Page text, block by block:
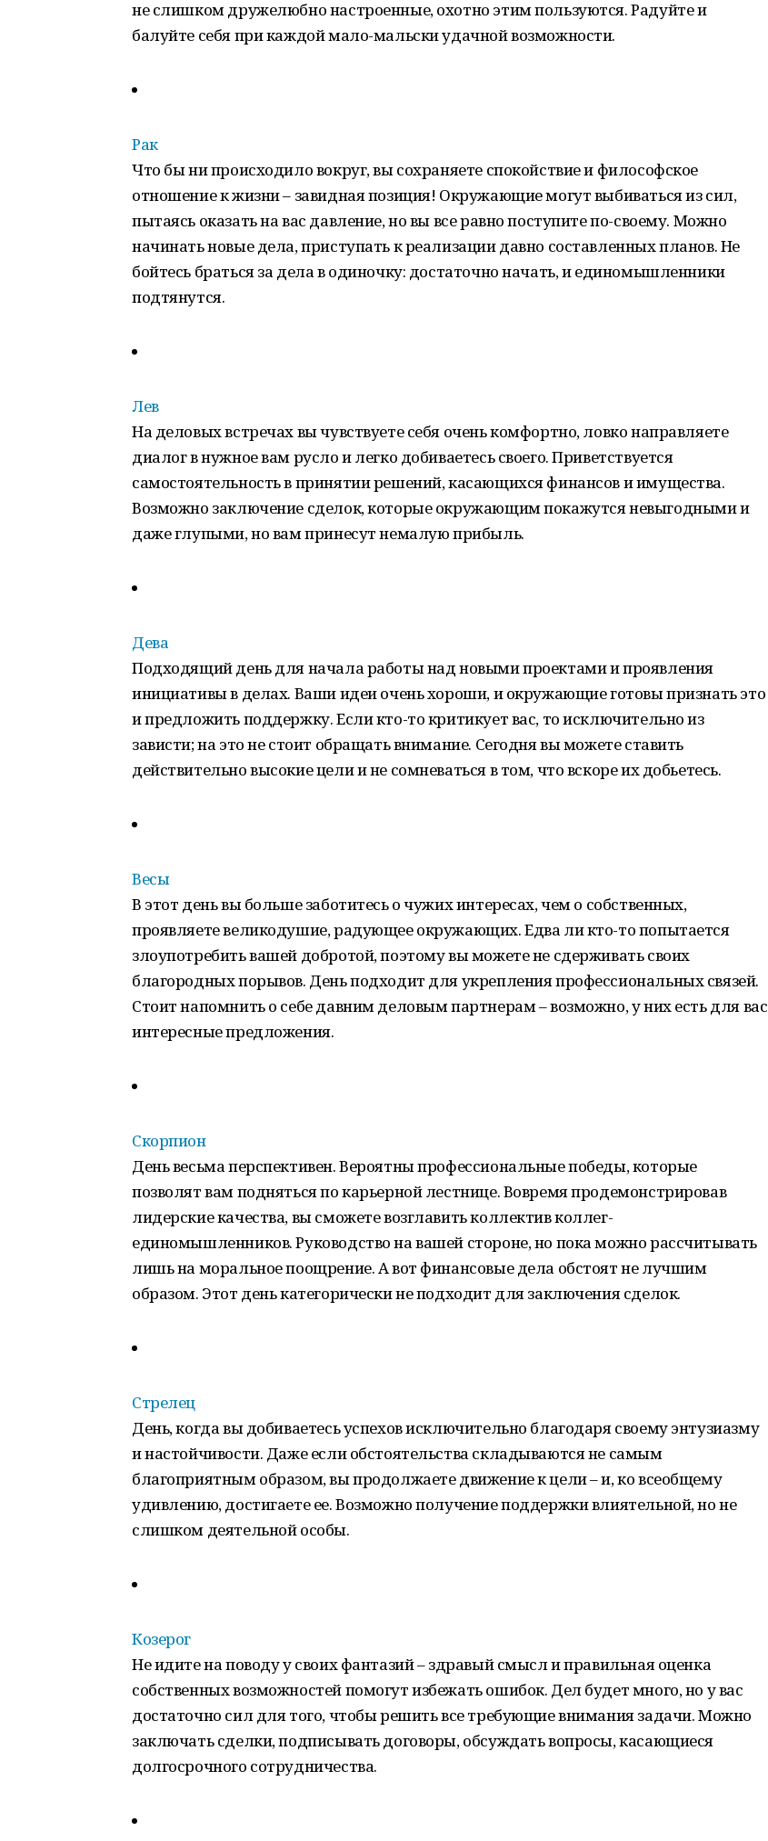
не слишком дружелюбно настроенные, охотно этим пользуются. Радуйте и
балуйте себя при каждой мало-мальски удачной возможности.
Рак
Что бы ни происходило вокруг, вы сохраняете спокойствие и философское
отношение к жизни – завидная позиция! Окружающие могут выбиваться из сил,
пытаясь оказать на вас давление, но вы все равно поступите по-своему. Можно
начинать новые дела, приступать к реализации давно составленных планов. Не
бойтесь браться за дела в одиночку: достаточно начать, и единомышленники
подтянутся.
Лев
На деловых встречах вы чувствуете себя очень комфортно, ловко направляете
диалог в нужное вам русло и легко добиваетесь своего. Приветствуется
самостоятельность в принятии решений, касающихся финансов и имущества.
Возможно заключение сделок, которые окружающим покажутся невыгодными и
даже глупыми, но вам принесут немалую прибыль.
Дева
Подходящий день для начала работы над новыми проектами и проявления
инициативы в делах. Ваши идеи очень хороши, и окружающие готовы признать это
и предложить поддержку. Если кто-то критикует вас, то исключительно из
зависти; на это не стоит обращать внимание. Сегодня вы можете ставить
действительно высокие цели и не сомневаться в том, что вскоре их добьетесь.
Весы
В этот день вы больше заботитесь о чужих интересах, чем о собственных,
проявляете великодушие, радующее окружающих. Едва ли кто-то попытается
злоупотребить вашей добротой, поэтому вы можете не сдерживать своих
благородных порывов. День подходит для укрепления профессиональных связей.
Стоит напомнить о себе давним деловым партнерам – возможно, у них есть для вас
интересные предложения.
Скорпион
День весьма перспективен. Вероятны профессиональные победы, которые
позволят вам подняться по карьерной лестнице. Вовремя продемонстрировав
лидерские качества, вы сможете возглавить коллектив коллег-
единомышленников. Руководство на вашей стороне, но пока можно рассчитывать
лишь на моральное поощрение. А вот финансовые дела обстоят не лучшим
образом. Этот день категорически не подходит для заключения сделок.
Стрелец
День, когда вы добиваетесь успехов исключительно благодаря своему энтузиазму
и настойчивости. Даже если обстоятельства складываются не самым
благоприятным образом, вы продолжаете движение к цели – и, ко всеобщему
удивлению, достигаете ее. Возможно получение поддержки влиятельной, но не
слишком деятельной особы.
Козерог
Не идите на поводу у своих фантазий – здравый смысл и правильная оценка
собственных возможностей помогут избежать ошибок. Дел будет много, но у вас
достаточно сил для того, чтобы решить все требующие внимания задачи. Можно
заключать сделки, подписывать договоры, обсуждать вопросы, касающиеся
долгосрочного сотрудничества.